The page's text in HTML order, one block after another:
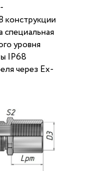
конструкции
уровня
IP68
через Ex-